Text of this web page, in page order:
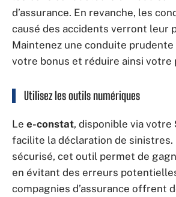
d’assurance. En revanche, les
causé des accidents verront leur
Maintenez une conduite
votre bonus et réduire ainsi votre
Utilisez les outils numériques
Le e-constat, disponible via votre
facilite la déclaration de sinistres.
sécurisé, cet outil permet de
en évitant des erreurs
compagnies d’assurance offrent